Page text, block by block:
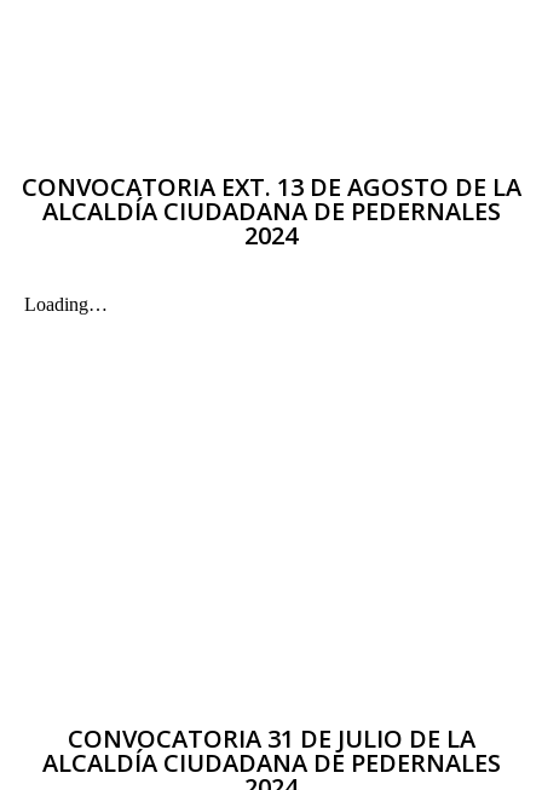
CONVOCATORIA EXT. 13 DE AGOSTO DE LA
ALCALDÍA CIUDADANA DE PEDERNALES
2024
CONVOCATORIA 31 DE JULIO DE LA
ALCALDÍA CIUDADANA DE PEDERNALES